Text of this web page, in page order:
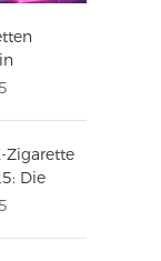
Zigarette
Die
mit